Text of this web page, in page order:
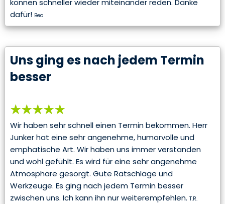
können schneller wieder miteinander reden. Danke
dafür! Bea
Uns ging es nach jedem Termin
besser
★★★★★
Wir haben sehr schnell einen Termin bekommen. Herr
Junker hat eine sehr angenehme, humorvolle und
emphatische Art. Wir haben uns immer verstanden
und wohl gefühlt. Es wird für eine sehr angenehme
Atmosphäre gesorgt. Gute Ratschläge und
Werkzeuge. Es ging nach jedem Termin besser
zwischen uns. Ich kann ihn nur weiterempfehlen. T.R.